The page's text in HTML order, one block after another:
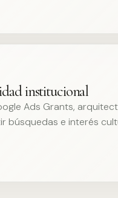
institucional
Ads Grants,
búsquedas e interés